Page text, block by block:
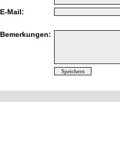
E-Mail:
Bemerkungen: